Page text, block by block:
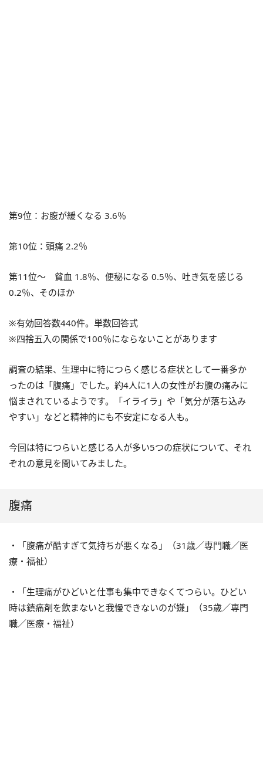
第9位：お腹が緩くなる 3.6％
第10位：頭痛 2.2％
第11位～ 貧血 1.8％、便秘になる 0.5％、吐き気を感じる
0.2％、そのほか
※有効回答数440件。単数回答式
※四捨五入の関係で100％にならないことがあります
調査の結果、生理中に特につらく感じる症状として一番多か
ったのは「腹痛」でした。約4人に1人の女性がお腹の痛みに
悩まされているようです。「イライラ」や「気分が落ち込み
やすい」などと精神的にも不安定になる人も。
今回は特につらいと感じる人が多い5つの症状について、それ
ぞれの意見を聞いてみました。
腹痛
・「腹痛が酷すぎて気持ちが悪くなる」（31 歳／専門職／医
療・福祉）
・「生理痛がひどいと仕事も集中できなくてつらい。ひどい
時は鎮痛剤を飲まないと我慢できないのが嫌」（35歳／専門
職／医療・福祉）